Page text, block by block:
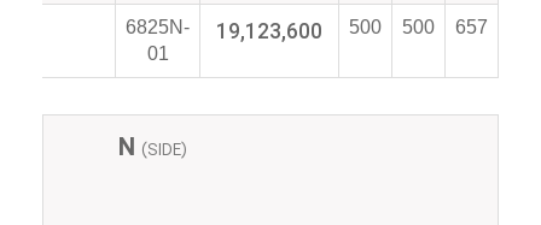
657
500
500
19,123,600
6825N-
01
N (SIDE)